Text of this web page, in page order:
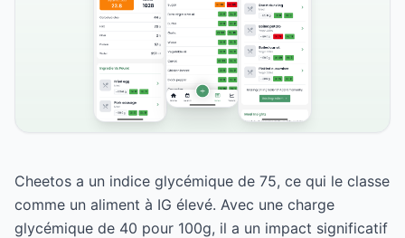
Cheetos a un indice glycémique de 75, ce qui le classe
comme un aliment à IG élevé. Avec une charge
glycémique de 40 pour 100g, il a un impact significatif